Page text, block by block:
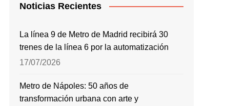
Noticias Recientes
La línea 9 de Metro de Madrid recibirá 30
trenes de la línea 6 por la automatización
17/07/2026
Metro de Nápoles: 50 años de
transformación urbana con arte y